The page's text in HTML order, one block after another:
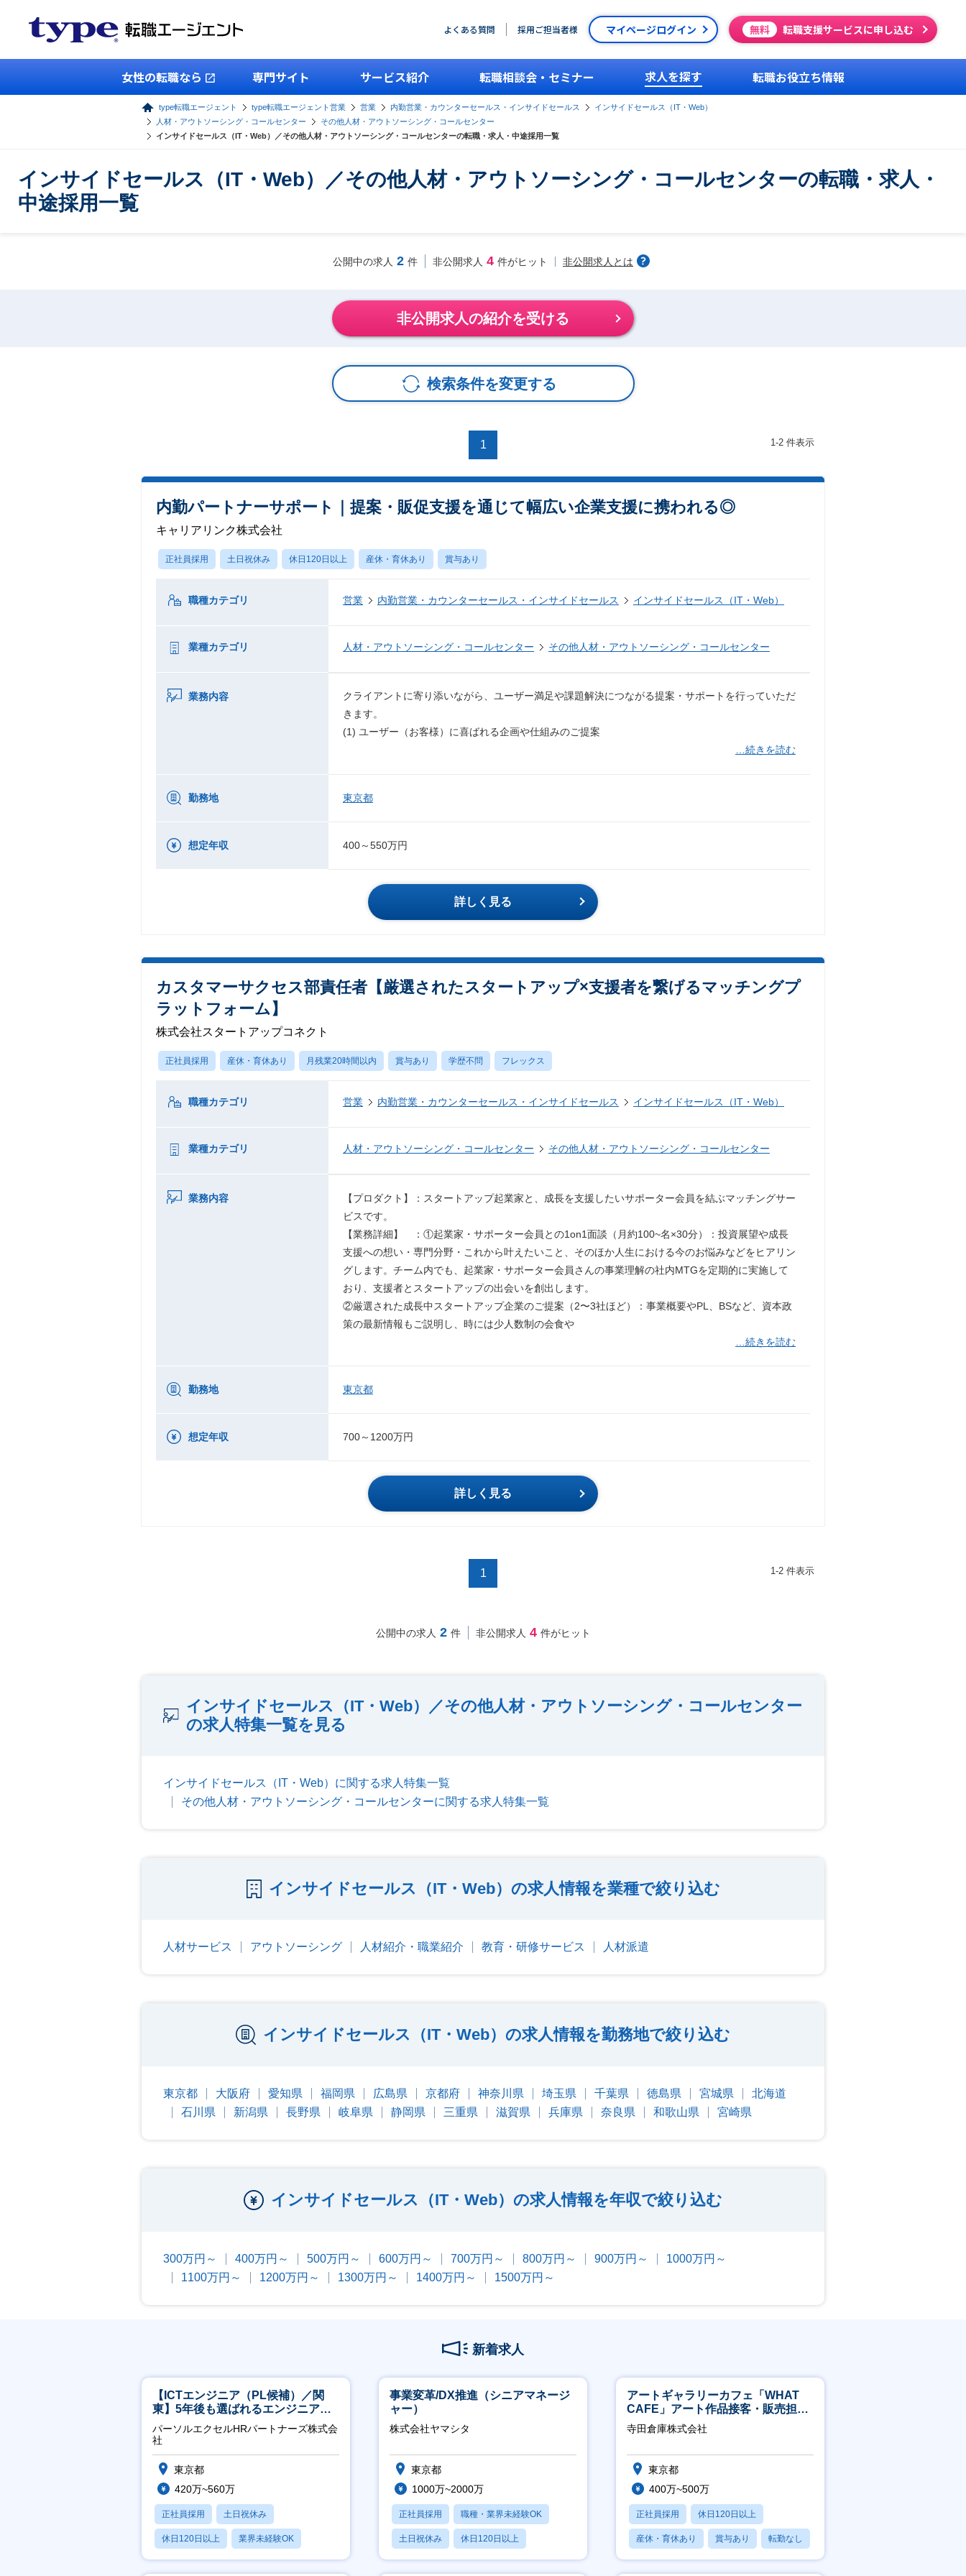
よくある質問 採用ご担当者様 マイページログイン 無料 転職支援サービスに申し込む
女性の転職なら 専門サイト サービス紹介 転職相談会・セミナー 求人を探す 転職お役立ち情報
type転職エージェント type転職エージェント営業 営業 内勤営業・カウンターセールス・インサイドセールス
インサイドセールス（IT・Web）
人材・アウトソーシング・コールセンター
その他人材・アウトソーシング・コールセンター
インサイドセールス（IT・Web）／その他人材・アウトソーシング・コールセンターの転職・求人・中途採用一覧
インサイドセールス（IT・Web）／その他人材・アウトソーシング・コールセンターの転職・求人・
中途採用一覧
公開中の求人 2 件 非公開求人 4 件がヒット 非公開求人とは
非公開求人の紹介を受ける
検索条件を変更する
1 1-2 件表示
内勤パートナーサポート｜提案・販促支援を通じて幅広い企業支援に携われる◎
キャリアリンク株式会社
正社員採用 土日祝休み 休日120日以上 産休・育休あり 賞与あり
職種カテゴリ 営業 内勤営業・カウンターセールス・インサイドセールス インサイドセールス（IT・Web）
業種カテゴリ 人材・アウトソーシング・コールセンター その他人材・アウトソーシング・コールセンター
業務内容
クライアントに寄り添いながら、ユーザー満足や課題解決につながる提案・サポートを行っていただ
きます。
(1) ユーザー（お客様）に喜ばれる企画や仕組みのご提案
…続きを読む
勤務地 東京都
想定年収 400～550万円
詳しく見る
カスタマーサクセス部責任者【厳選されたスタートアップ×支援者を繋げるマッチングプ
ラットフォーム】
株式会社スタートアップコネクト
正社員採用 産休・育休あり 月残業20時間以内 賞与あり 学歴不問 フレックス
職種カテゴリ 営業 内勤営業・カウンターセールス・インサイドセールス インサイドセールス（IT・Web）
業種カテゴリ 人材・アウトソーシング・コールセンター その他人材・アウトソーシング・コールセンター
業務内容
【プロダクト】：スタートアップ起業家と、成長を支援したいサポーター会員を結ぶマッチングサー
ビスです。
【業務詳細】 ：①起業家・サポーター会員との1on1面談（月約100~名×30分）：投資展望や成長
支援への想い・専門分野・これから叶えたいこと、そのほか人生における今のお悩みなどをヒアリン
グします。チーム内でも、起業家・サポーター会員さんの事業理解の社内MTGを定期的に実施して
おり、支援者とスタートアップの出会いを創出します。
②厳選された成長中スタートアップ企業のご提案（2〜3社ほど）：事業概要やPL、BSなど、資本政
策の最新情報もご説明し、時には少人数制の会食や
…続きを読む
勤務地 東京都
想定年収 700～1200万円
詳しく見る
1 1-2 件表示
公開中の求人 2 件 非公開求人 4 件がヒット
インサイドセールス（IT・Web）／その他人材・アウトソーシング・コールセンター
の求人特集一覧を見る
インサイドセールス（IT・Web）に関する求人特集一覧
その他人材・アウトソーシング・コールセンターに関する求人特集一覧
インサイドセールス（IT・Web）の求人情報を業種で絞り込む
人材サービス アウトソーシング 人材紹介・職業紹介 教育・研修サービス 人材派遣
インサイドセールス（IT・Web）の求人情報を勤務地で絞り込む
東京都 大阪府 愛知県 福岡県 広島県 京都府 神奈川県 埼玉県 千葉県 徳島県 宮城県
北海道
石川県
新潟県 長野県 岐阜県 静岡県 三重県 滋賀県 兵庫県 奈良県 和歌山県 宮崎県
インサイドセールス（IT・Web）の求人情報を年収で絞り込む
300万円～ 400万円～ 500万円～ 600万円～ 700万円～ 800万円～ 900万円～
1000万円～
1100万円～
1200万円～ 1300万円～ 1400万円～ 1500万円～
新着求人
【ICTエンジニア（PL候補）／関
東】5年後も選ばれるエンジニアへ
／チーム運営・体制構築
パーソルエクセルHRパートナーズ株式会
社
東京都
420万~560万
正社員採用 土日祝休み
休日120日以上 業界未経験OK
月残業20時間以内
事業変革/DX推進（シニアマネージ
ャー）
株式会社ヤマシタ
東京都
1000万~2000万
正社員採用 職種・業界未経験OK
土日祝休み 休日120日以上
産休・育休あり
アートギャラリーカフェ「WHAT
CAFE」アート作品接客・販売担当
※アート領域未経験可
寺田倉庫株式会社
東京都
400万~500万
正社員採用 休日120日以上
産休・育休あり 賞与あり 転勤なし